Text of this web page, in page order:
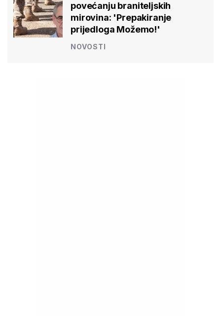
povećanju braniteljskih
mirovina: 'Prepakiranje
prijedloga Možemo!'
NOVOSTI